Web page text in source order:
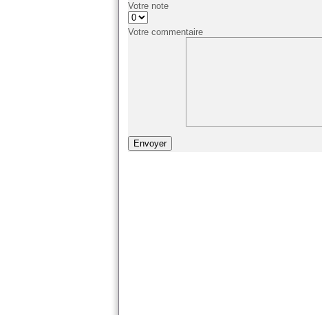
Votre note
Votre commentaire